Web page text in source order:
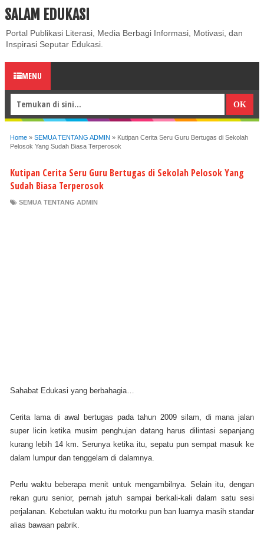
ABOUT CONTACT US
SALAM EDUKASI
Portal Publikasi Literasi, Media Berbagi Informasi, Motivasi, dan
Inspirasi Seputar Edukasi.
MENU
Home » SEMUA TENTANG ADMIN » Kutipan Cerita Seru Guru Bertugas di Sekolah
Pelosok Yang Sudah Biasa Terperosok
Kutipan Cerita Seru Guru Bertugas di Sekolah Pelosok Yang
Sudah Biasa Terperosok
SEMUA TENTANG ADMIN
Sahabat Edukasi yang berbahagia…
Cerita lama di awal bertugas pada tahun 2009 silam, di mana jalan
super licin ketika musim penghujan datang harus dilintasi sepanjang
kurang lebih 14 km. Serunya ketika itu, sepatu pun sempat masuk ke
dalam lumpur dan tenggelam di dalamnya.
Perlu waktu beberapa menit untuk mengambilnya. Selain itu, dengan
rekan guru senior, pernah jatuh sampai berkali-kali dalam satu sesi
perjalanan. Kebetulan waktu itu motorku pun ban luarnya masih standar
alias bawaan pabrik.